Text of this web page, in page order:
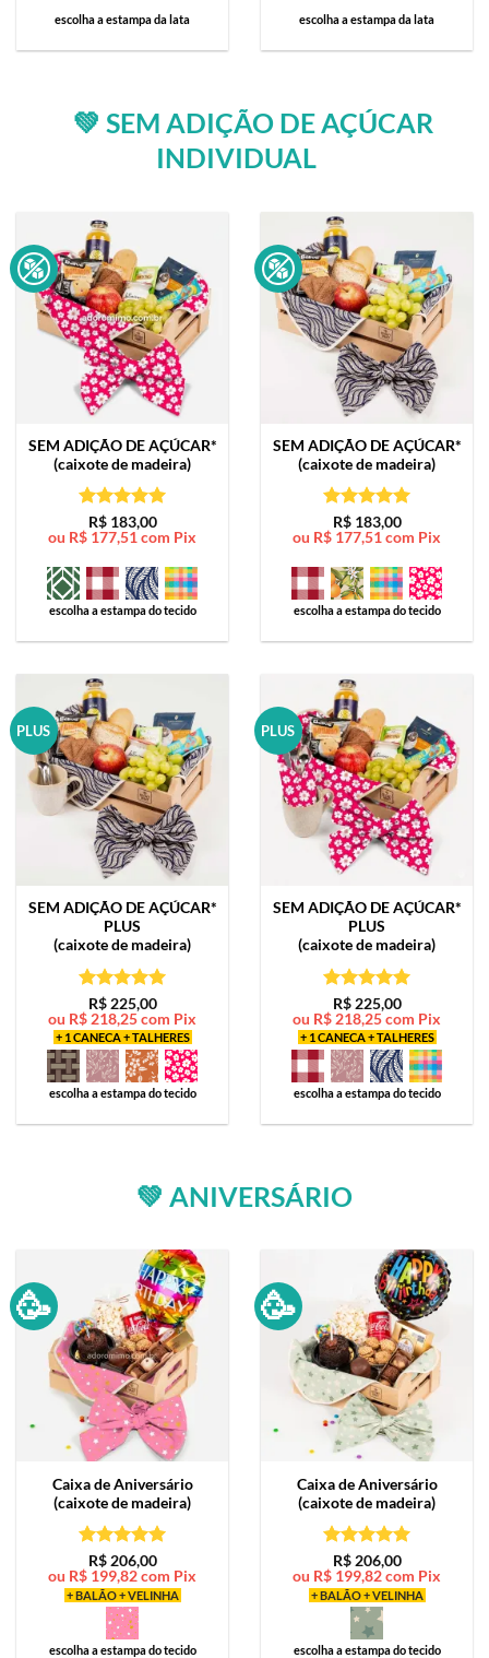
escolha a estampa da lata escolha a estampa da lata
💚 SEM ADIÇÃO DE AÇÚCAR
INDIVIDUAL
SEM ADIÇÃO DE AÇÚCAR*
(caixote de madeira)
Avaliação5
de 5
R$183,00
ou R$ 177,51com Pix
escolha a estampa do tecido
SEM ADIÇÃO DE AÇÚCAR*
(caixote de madeira)
Avaliação5
de 5
R$183,00
ou R$ 177,51com Pix
escolha a estampa do tecido
PLUS
SEM ADIÇÃO DE AÇÚCAR*
PLUS
(caixote de madeira)
Avaliação5
de 5
R$225,00
ou R$ 218,25com Pix
+ 1 CANECA + TALHERES
escolha a estampa do tecido
PLUS
SEM ADIÇÃO DE AÇÚCAR*
PLUS
(caixote de madeira)
Avaliação5
de 5
R$225,00
ou R$ 218,25com Pix
+ 1 CANECA + TALHERES
escolha a estampa do tecido
💚 ANIVERSÁRIO
🥳
Caixa deAniversário
(caixote de madeira)
Avaliação5
de 5
R$206,00
ou R$ 199,82com Pix
+ BALÃO + VELINHA
escolha a estampa do tecido
🥳
Caixa deAniversário
(caixote de madeira)
Avaliação5
de 5
R$206,00
ou R$ 199,82com Pix
+ BALÃO + VELINHA
escolha a estampa do tecido